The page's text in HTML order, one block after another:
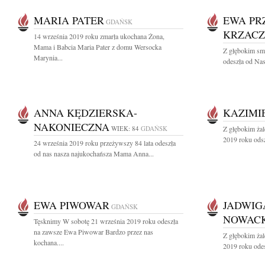
MARIA PATER GDAŃSK
14 września 2019 roku zmarła ukochana Żona,
Mama i Babcia Maria Pater z domu Wersocka
Marynia...
EWA
Z głębokim
odeszła od
ANNA KĘDZIERSKA-
NAKONIECZNA WIEK: 84 GDAŃSK
24 września 2019 roku przeżywszy 84 lata odeszła
od nas nasza najukochańsza Mama Anna...
Z głębokim
2019 roku
EWA PIWOWAR GDAŃSK
Tęsknimy W sobotę 21 września 2019 roku odeszła
na zawsze Ewa Piwowar Bardzo przez nas
kochana....
Z głębokim
2019 roku